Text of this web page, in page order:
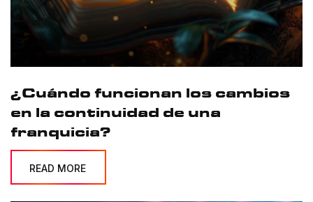
¿Cuándo funcionan los cambios
en la continuidad de una
franquicia?
READ MORE